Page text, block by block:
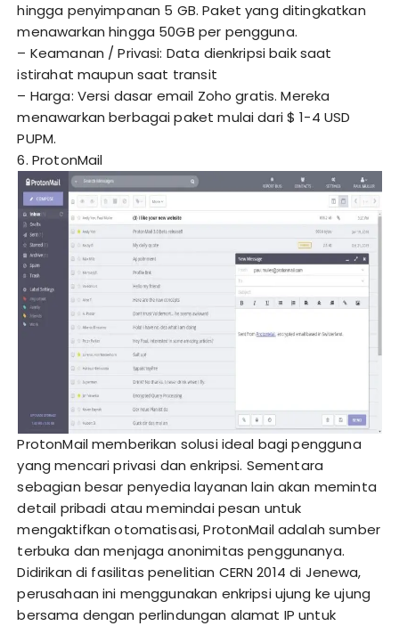
hingga penyimpanan 5 GB. Paket yang ditingkatkan
menawarkan hingga 50GB per pengguna.
– Keamanan / Privasi: Data dienkripsi baik saat
istirahat maupun saat transit
– Harga: Versi dasar email Zoho gratis. Mereka
menawarkan berbagai paket mulai dari $ 1-4 USD
PUPM.
6. ProtonMail
ProtonMail memberikan solusi ideal bagi pengguna
yang mencari privasi dan enkripsi. Sementara
sebagian besar penyedia layanan lain akan meminta
detail pribadi atau memindai pesan untuk
mengaktifkan otomatisasi, ProtonMail adalah sumber
terbuka dan menjaga anonimitas penggunanya.
Didirikan di fasilitas penelitian CERN 2014 di Jenewa,
perusahaan ini menggunakan enkripsi ujung ke ujung
bersama dengan perlindungan alamat IP untuk